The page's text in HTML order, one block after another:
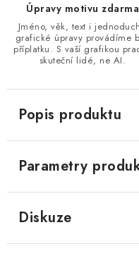
Úpravy motivu zdarma
Jméno, věk, text i
grafické úpravy provádíme
příplatku. S vaší grafikou
skuteční lidé, ne AI.
Popis produktu
Parametry
Diskuze